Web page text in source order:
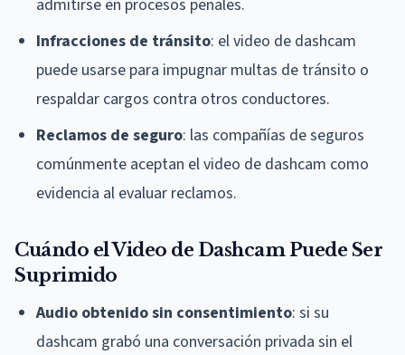
admitirse en procesos penales.
Infracciones de tránsito: el video de dashcam
puede usarse para impugnar multas de tránsito o
respaldar cargos contra otros conductores.
Reclamos de seguro: las compañías de seguros
comúnmente aceptan el video de dashcam como
evidencia al evaluar reclamos.
Cuándo el Video de Dashcam Puede Ser
Suprimido
Audio obtenido sin consentimiento: si su
dashcam grabó una conversación privada sin el